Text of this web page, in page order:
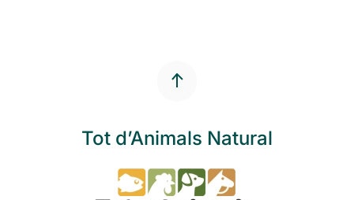
Tot d’Animals Natural